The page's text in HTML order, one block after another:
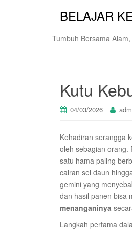
BELAJAR
Tumbuh Bersama
Kutu
04/03/2026
Kehadiran serangga
oleh sebagian
satu hama paling
cairan sel daun
gemini yang
dan hasil panen bisa
menanganinya
Langkah pertama